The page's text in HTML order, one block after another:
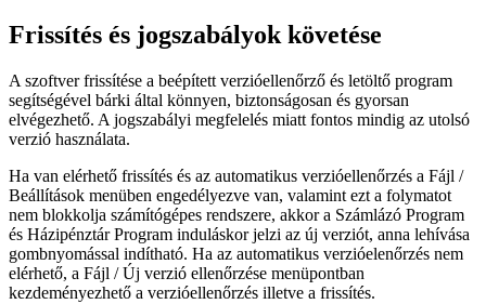
Frissítés és jogszabályok követése
A szoftver frissítése a beépített verzióellenőrző és letöltő program
segítségével bárki által könnyen, biztonságosan és gyorsan
elvégezhető. A jogszabályi megfelelés miatt fontos mindig az utolsó
verzió használata.
Ha van elérhető frissítés és az automatikus verzióellenőrzés a Fájl /
Beállítások menüben engedélyezve van, valamint ezt a folymatot
nem blokkolja számítógépes rendszere, akkor a Számlázó Program
és Házipénztár Program induláskor jelzi az új verziót, anna lehívása
gombnyomással indítható. Ha az automatikus verzióelenőrzés nem
elérhető, a Fájl / Új verzió ellenőrzése menüpontban
kezdeményezhető a verzióellenőrzés illetve a frissítés.